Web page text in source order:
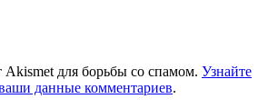
Akismet для борьбы со спамом. Узнайте
данные комментариев.